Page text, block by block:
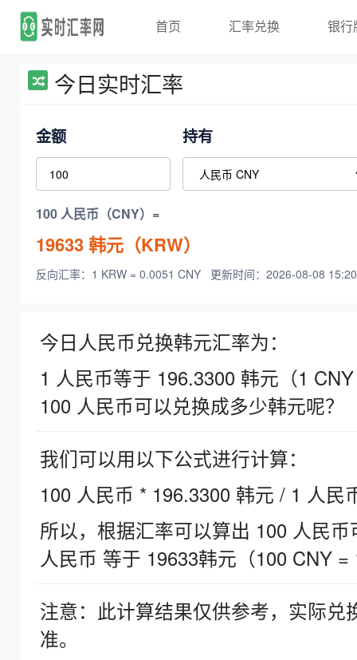
首页 汇率兑换 银行
今日实时汇率
金额 持有
100 人民币（CNY）=
19633韩元（KRW）
反向汇率：1 KRW = 0.0051 CNY 更新时间：2026-08-08
今日人民币兑换韩元汇率为：
1 人民币等于 196.3300 韩元（1
100 人民币可以兑换成多少韩元呢？
我们可以用以下公式进行计算：
100 人民币 * 196.3300 韩元 / 1 人民
所以，根据汇率可以算出 100 人民
人民币 等于 19633韩元（100 CNY =
注意：此计算结果仅供参考，实际
准。